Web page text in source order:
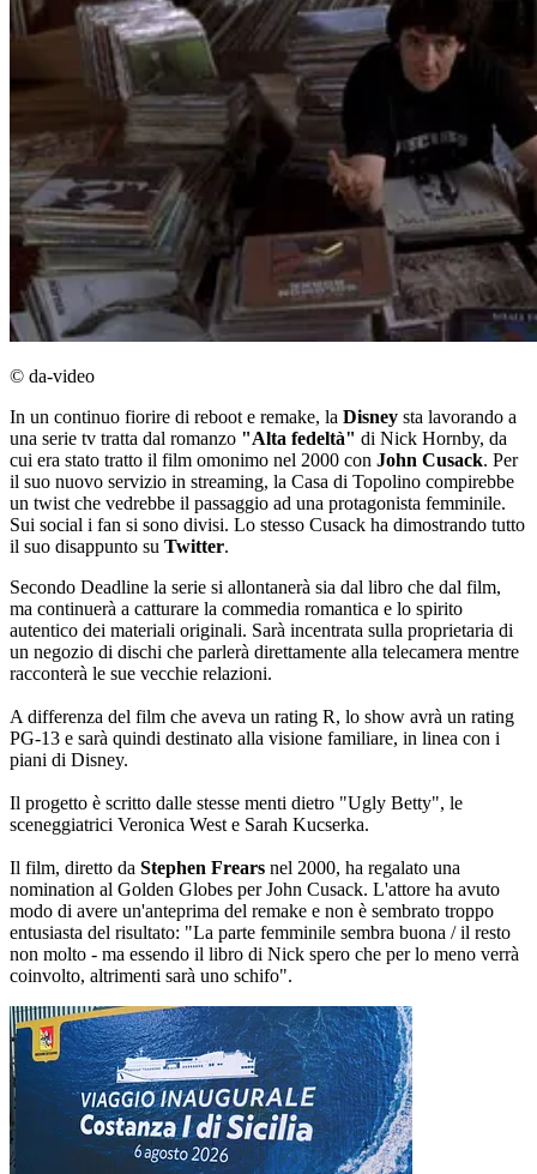
© da-video
In un continuo fiorire di reboot e remake, la Disney sta lavorando a
una serie tv tratta dal romanzo "Alta fedeltà" di Nick Hornby, da
cui era stato tratto il film omonimo nel 2000 con John Cusack. Per
il suo nuovo servizio in streaming, la Casa di Topolino compirebbe
un twist che vedrebbe il passaggio ad una protagonista femminile.
Sui social i fan si sono divisi. Lo stesso Cusack ha dimostrando tutto
il suo disappunto su Twitter.
Secondo Deadline la serie si allontanerà sia dal libro che dal film,
ma continuerà a catturare la commedia romantica e lo spirito
autentico dei materiali originali. Sarà incentrata sulla proprietaria di
un negozio di dischi che parlerà direttamente alla telecamera mentre
racconterà le sue vecchie relazioni.
A differenza del film che aveva un rating R, lo show avrà un rating
PG-13 e sarà quindi destinato alla visione familiare, in linea con i
piani di Disney.
Il progetto è scritto dalle stesse menti dietro "Ugly Betty", le
sceneggiatrici Veronica West e Sarah Kucserka.
Il film, diretto da Stephen Frears nel 2000, ha regalato una
nomination al Golden Globes per John Cusack. L'attore ha avuto
modo di avere un'anteprima del remake e non è sembrato troppo
entusiasta del risultato: "La parte femminile sembra buona / il resto
non molto - ma essendo il libro di Nick spero che per lo meno verrà
coinvolto, altrimenti sarà uno schifo".